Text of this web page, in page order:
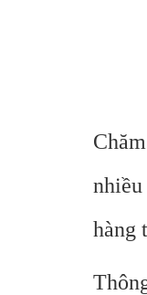
hàng